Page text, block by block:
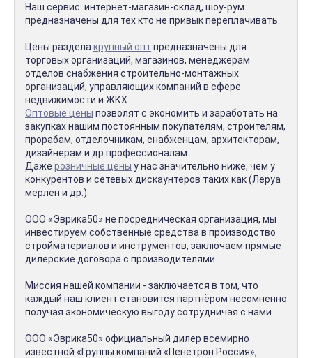
Наш сервис: интернет-магазин-склад, шоу-рум
предназначены для тех кто не привык переплачивать.
Цены раздела крупный опт предназначены для
торговых организаций, магазинов, менеджерам
отделов снабжения строительно-монтажных
организаций, управляющих компаний в сфере
недвижимости и ЖКХ.
Оптовые цены позволят с экономить и заработать на
закупках нашим постоянным покупателям, строителям,
прорабам, отделочникам, снабженцам, архитекторам,
дизайнерам и др.профессионалам.
Даже розничные цены у нас значительно ниже, чем у
конкурентов и сетевых дискаунтеров таких как (Леруа
мерлен и др.).
ООО «Эврика50» не посредническая организация, мы
инвестируем собственные средства в производство
стройматериалов и инструментов, заключаем прямые
дилерские договора с производителями.
Миссия нашей компании - заключается в том, что
каждый наш клиент становится партнёром несомненно
получая экономическую выгоду сотрудничая с нами.
ООО «Эврика50» официальный дилер всемирно
известной «Группы компаний «Пенетрон Россия»,